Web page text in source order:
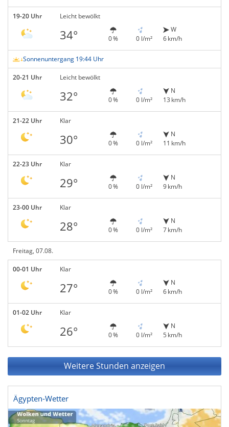
19-20 Uhr Leicht bewölkt
34° 0 % 0 l/m²
W
6 km/h
Sonnenuntergang 19:44 Uhr
20-21 Uhr Leicht bewölkt
32° 0 % 0 l/m²
N
13 km/h
21-22 Uhr Klar
30° 0 % 0 l/m²
N
11 km/h
22-23 Uhr Klar
29° 0 % 0 l/m²
N
9 km/h
23-00 Uhr Klar
28° 0 % 0 l/m²
N
7 km/h
Freitag, 07.08.
00-01 Uhr Klar
27° 0 % 0 l/m²
N
6 km/h
01-02 Uhr Klar
26° 0 % 0 l/m²
N
5 km/h
Weitere Stunden anzeigen
Ägypten-Wetter